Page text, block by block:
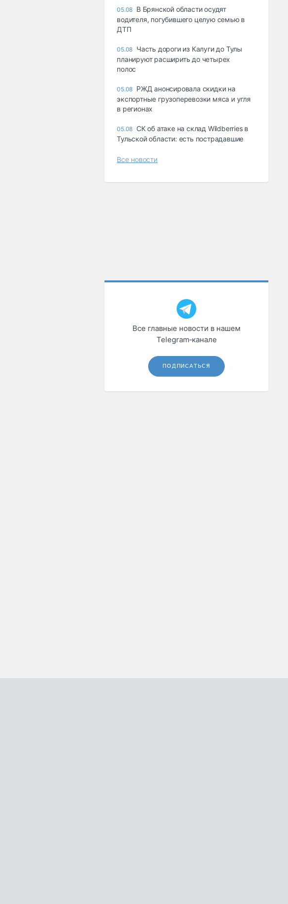
05.08 В Брянской области осудят
водителя, погубившего целую семью в
ДТП
05.08 Часть дороги из Калуги до Тулы
планируют расширить до четырех
полос
05.08 РЖД анонсировала скидки на
экспортные грузоперевозки мяса и угля
в регионах
05.08 СК об атаке на склад Wildberries в
Тульской области: есть пострадавшие
Все новости
Все главные новости в нашем
Telegram‑канале
ПОДПИСАТЬСЯ